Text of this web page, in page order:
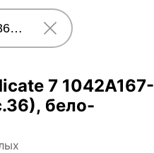
7 1042A167-
бело-